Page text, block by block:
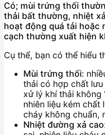
Có; mùi trứng thối
thải bất thường, nhiệt
hoạt động quá tải hoặc
cạch thường xuất hiện
Cụ thể, bạn có thể hiểu
Mùi trứng thối:
thải có hợp chất
xử lý khí thải không
nhiên liệu kém
cháy không chuẩn,
Nhiệt đường xả cao